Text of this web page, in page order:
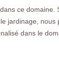
ce
jardinage,
dans le